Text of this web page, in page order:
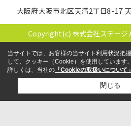
大阪府大阪市北区天満2丁目8-17
Copyright(c) 株式会社ステー
当サイトでは、お客様の当サイト利用状況把
して、クッキー（Cookie）を使用しています。
詳しくは、当社の 「Cookieの取扱いについて」
閉じる